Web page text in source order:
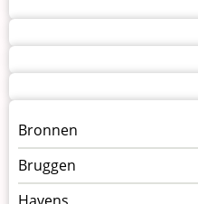
Menu
kunstwerken
op
kunstwerkpagina
Bronnen
Bruggen